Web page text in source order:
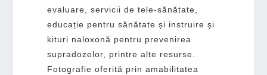
evaluare, servicii de tele-sănătate,
educație pentru sănătate și instruire și
kituri naloxonă pentru prevenirea
supradozelor, printre alte resurse.
Fotografie oferită prin amabilitatea